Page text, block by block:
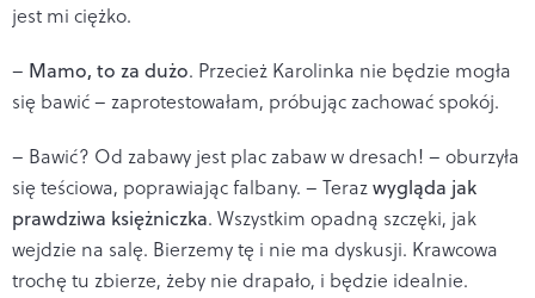
jest mi ciężko.
– Mamo, to za dużo. Przecież Karolinka nie będzie mogła
się bawić – zaprotestowałam, próbując zachować spokój.
– Bawić? Od zabawy jest plac zabaw w dresach! – oburzyła
się teściowa, poprawiając falbany. – Terazwygląda jak
prawdziwa księżniczka. Wszystkim opadną szczęki, jak
wejdzie na salę. Bierzemy tę i nie ma dyskusji. Krawcowa
trochę tu zbierze, żeby nie drapało, i będzie idealnie.